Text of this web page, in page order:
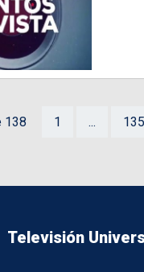
138 1 ... 135
Televisión